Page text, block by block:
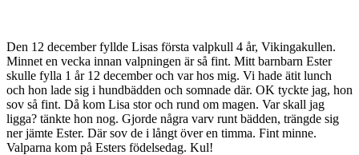
Den 12 december fyllde Lisas första valpkull 4 år, Vikingakullen.
Minnet en vecka innan valpningen är så fint. Mitt barnbarn Ester
skulle fylla 1 år 12 december och var hos mig. Vi hade ätit lunch
och hon lade sig i hundbädden och somnade där. OK tyckte jag, hon
sov så fint. Då kom Lisa stor och rund om magen. Var skall jag
ligga? tänkte hon nog. Gjorde några varv runt bädden, trängde sig
ner jämte Ester. Där sov de i långt över en timma. Fint minne.
Valparna kom på Esters födelsedag. Kul!